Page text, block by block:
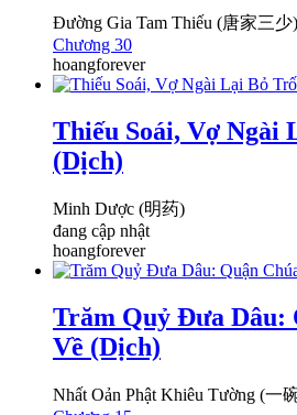
Đường Gia Tam Thiếu (唐家三少)
Chương 30
hoangforever
Thiếu Soái, Vợ Ngài
(Dịch)
Minh Dược (明药)
đang cập nhật
hoangforever
Trăm Quỷ Đưa Dâu:
Về (Dịch)
Nhất Oản Phật Khiêu Tường (一